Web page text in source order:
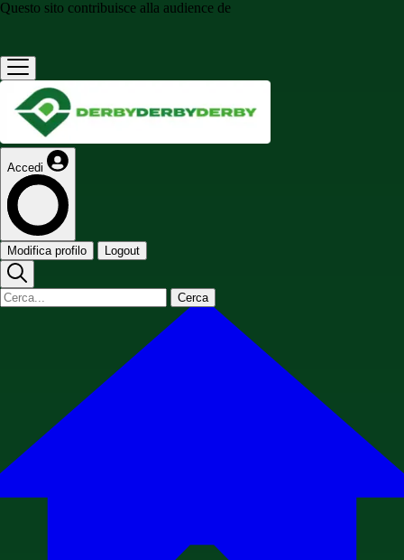
Questo sito contribuisce alla audience de
Accedi
Modifica profilo Logout
Cerca